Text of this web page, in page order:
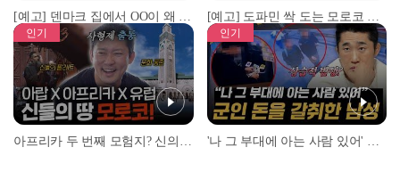
[예고] 덴마크 집에서 OO이 왜 나와...? 이상할 정도로 한국을 사랑하는 우리 형을 제보합니다! [예고] 도파민 싹 도는 모로코 야시장 투어!
인기 인기